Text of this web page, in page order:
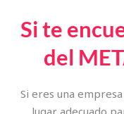
Si te
del
Si eres una
lugar adecuado